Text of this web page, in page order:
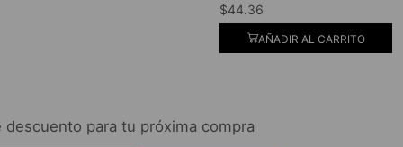
$44.36
AÑADIR AL CARRITO
para tu próxima compra